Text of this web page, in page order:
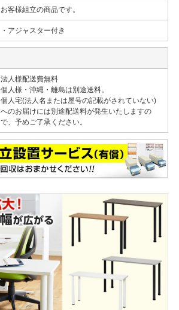
お客様組立の商品です。
・アジャスター付き
法人様配送費無料
個人様・沖縄・離島は別途送料。
個人宅(法人名または屋号の記載がされていない)
へのお届けには別途配送料が発生いたしますの
で、予めご了承ください。